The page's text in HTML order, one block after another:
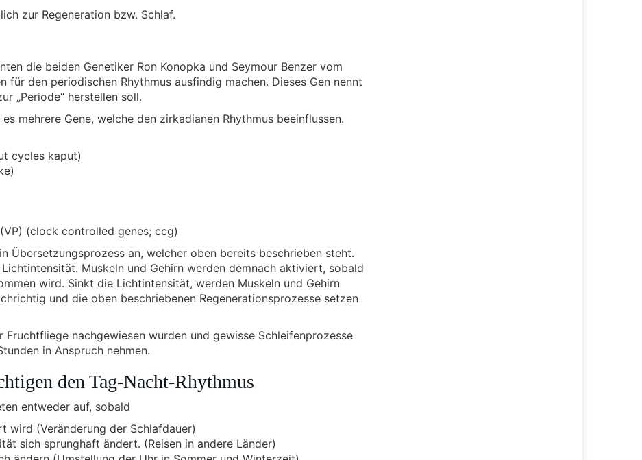
zur Regeneration bzw. Schlaf.
die beiden Genetiker Ron Konopka und Seymour Benzer vom
für den periodischen Rhythmus ausfindig machen. Dieses Gen nennt
„Periode“ herstellen soll.
mehrere Gene, welche den zirkadianen Rhythmus beeinflussen.
cycles kaput)
(clock controlled genes; ccg)
Übersetzungsprozess an, welcher oben bereits beschrieben steht.
Muskeln und Gehirn werden demnach aktiviert, sobald
wird. Sinkt die Lichtintensität, werden Muskeln und Gehirn
und die oben beschriebenen Regenerationsprozesse setzen
nachgewiesen wurden und gewisse Schleifenprozesse
in Anspruch nehmen.
den Tag-Nacht-Rhythmus
entweder auf, sobald
wird (Veränderung der Schlafdauer)
sich sprunghaft ändert. (Reisen in andere Länder)